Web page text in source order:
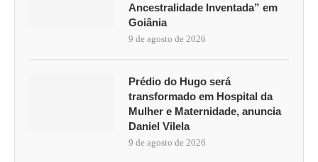
Ancestralidade Inventada” em
Goiânia
9 de agosto de 2026
Prédio do Hugo será
transformado em Hospital da
Mulher e Maternidade, anuncia
Daniel Vilela
9 de agosto de 2026